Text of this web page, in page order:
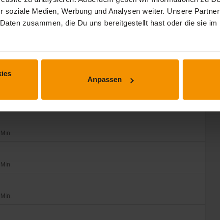
soziale Medien, Werbung und Analysen weiter. Unsere
zusammen, die Du uns bereitgestellt hast oder die sie
Anpassen
und filtern